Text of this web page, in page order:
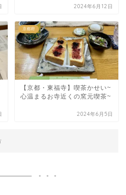
2024年6月12日
京都府
【京都・東福寺】喫茶かせい~
心温まるお寺近くの窯元喫茶~
2024年6月5日